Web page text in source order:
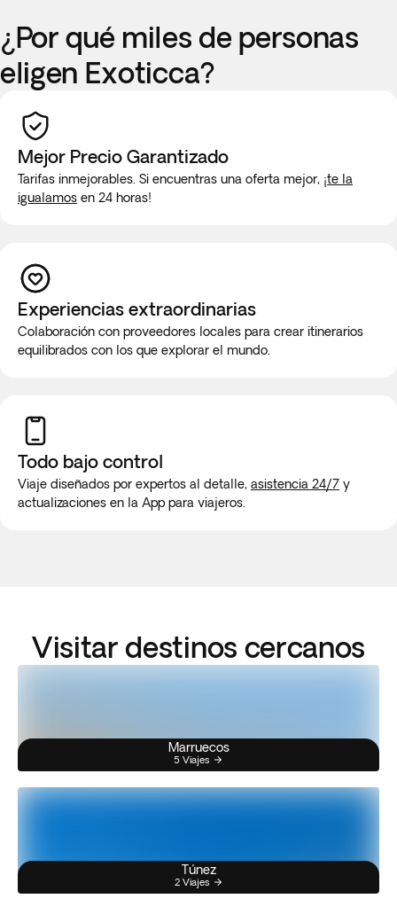
¿Por qué miles de personas
eligen Exoticca?
Mejor Precio Garantizado
Tarifas inmejorables. Si encuentras una oferta mejor, ¡te la
igualamos en 24 horas!
Experiencias extraordinarias
Colaboración con proveedores locales para crear itinerarios
equilibrados con los que explorar el mundo.
Todo bajo control
Viaje diseñados por expertos al detalle, asistencia 24/7 y
actualizaciones en la App para viajeros.
Visitar destinos cercanos
Marruecos
5 Viajes
Túnez
2 Viajes